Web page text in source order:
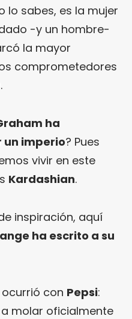
lo sabes, es la mujer
-y un hombre-
la mayor
comprometedores
ha
un imperio? Pues
vivir en este
Kardashian.
inspiración, aquí
ha escrito a su
con Pepsi:
molar oficialmente